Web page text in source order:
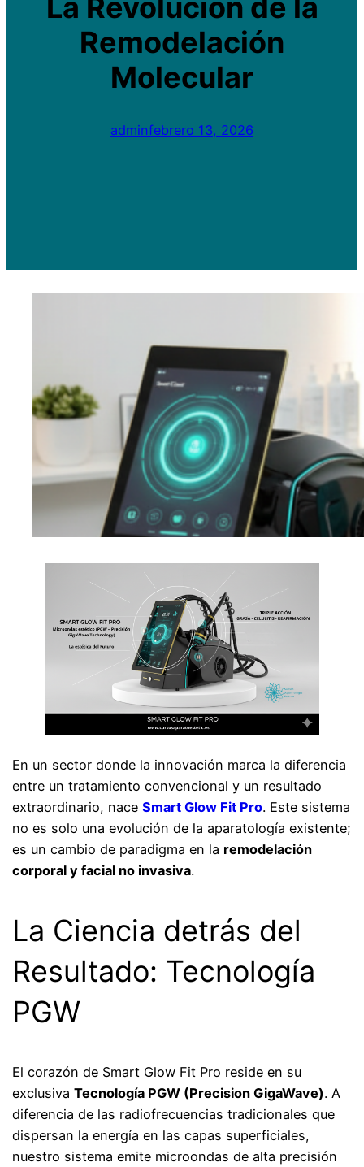
La Revolución de la
Remodelación
Molecular
adminfebrero 13, 2026
En un sector donde la innovación marca la diferencia
entre un tratamiento convencional y un resultado
extraordinario, naceSmart Glow Fit Pro. Este sistema
no es solo una evolución de la aparatología existente;
es un cambio de paradigma en la remodelación
corporal y facial no invasiva.
La Ciencia detrás del
Resultado: Tecnología
PGW
El corazón de Smart Glow Fit Pro reside en su
exclusivaTecnología PGW (Precision GigaWave). A
diferencia de las radiofrecuencias tradicionales que
dispersan la energía en las capas superficiales,
nuestro sistema emite microondas de alta precisión